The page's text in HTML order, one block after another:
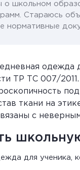
школьном
Стараюсь
нормативные
одежда
ТР ТС 007/
ткани на
с
для ученика,